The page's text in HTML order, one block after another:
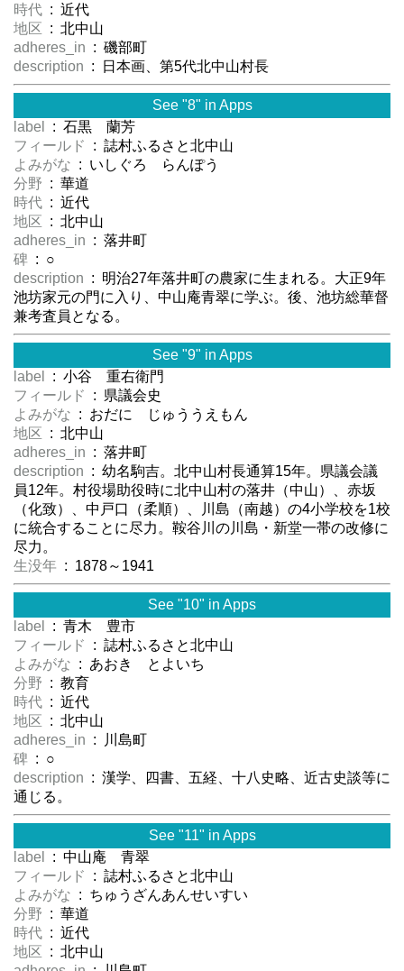
時代 : 近代
地区 : 北中山
adheres_in : 磯部町
description : 日本画、第5代北中山村長
See "8" in Apps
label
: 石黒 蘭芳
フィールド
: 誌村ふるさと北中山
よみがな : いしぐろ らんぽう
分野 : 華道
時代 : 近代
地区 : 北中山
adheres_in : 落井町
碑 : ○
description : 明治27年落井町の農家に生まれる。大正9年
池坊家元の門に入り、中山庵青翠に学ぶ。後、池坊総華督
兼考査員となる。
See "9" in Apps
label
: 小谷 重右衛門
フィールド
: 県議会史
よみがな : おだに じゅううえもん
地区 : 北中山
adheres_in : 落井町
description : 幼名駒吉。北中山村長通算15年。県議会議
員12年。村役場助役時に北中山村の落井（中山）、赤坂
（化致）、中戸口（柔順）、川島（南越）の4小学校を1校
に統合することに尽力。鞍谷川の川島・新堂一帯の改修に
尽力。
生没年 : 1878～1941
See "10" in Apps
label
: 青木 豊市
フィールド
: 誌村ふるさと北中山
よみがな : あおき とよいち
分野 : 教育
時代 : 近代
地区 : 北中山
adheres_in : 川島町
碑 : ○
description : 漢学、四書、五経、十八史略、近古史談等に
通じる。
See "11" in Apps
label
: 中山庵 青翠
フィールド
: 誌村ふるさと北中山
よみがな : ちゅうざんあんせいすい
分野 : 華道
時代 : 近代
地区 : 北中山